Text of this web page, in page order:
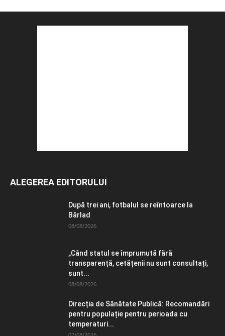
ALEGEREA EDITORULUI
După trei ani, fotbalul se reîntoarce la
Bârlad
08/08/2026
„Când statul se împrumută fără
transparență, cetățenii nu sunt consultați,
sunt...
08/08/2026
Direcția de Sănătate Publică: Recomandări
pentru populație pentru perioada cu
temperaturi...